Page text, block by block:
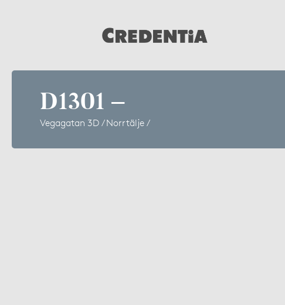
D1301 –
Vegagatan 3D / Norrtälje /